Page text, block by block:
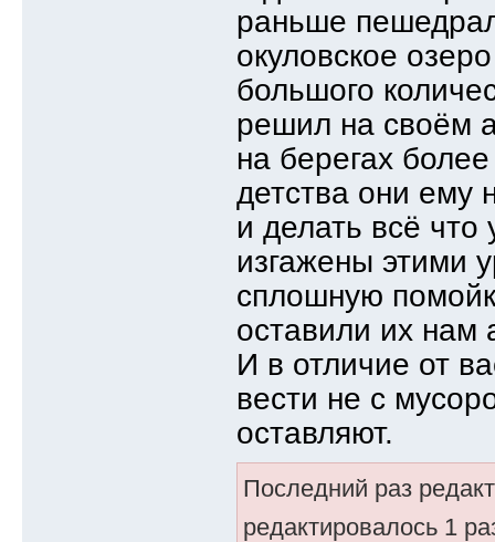
раньше
окуловское
большого
решил на своём
на берегах
детства они ему
и делать всё что
изгажены этими
сплошную
оставили их нам
И в отличие от
вести не с
оставляют.
Последний раз
редактировалось 1